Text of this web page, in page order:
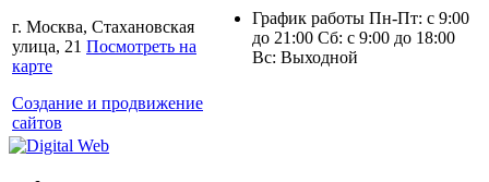
г. Москва, Стахановская
улица, 21 Посмотреть на
карте
Создание и продвижение
сайтов
График работы Пн-Пт: с 9:00
до 21:00 Сб: с 9:00 до 18:00
Вс: Выходной